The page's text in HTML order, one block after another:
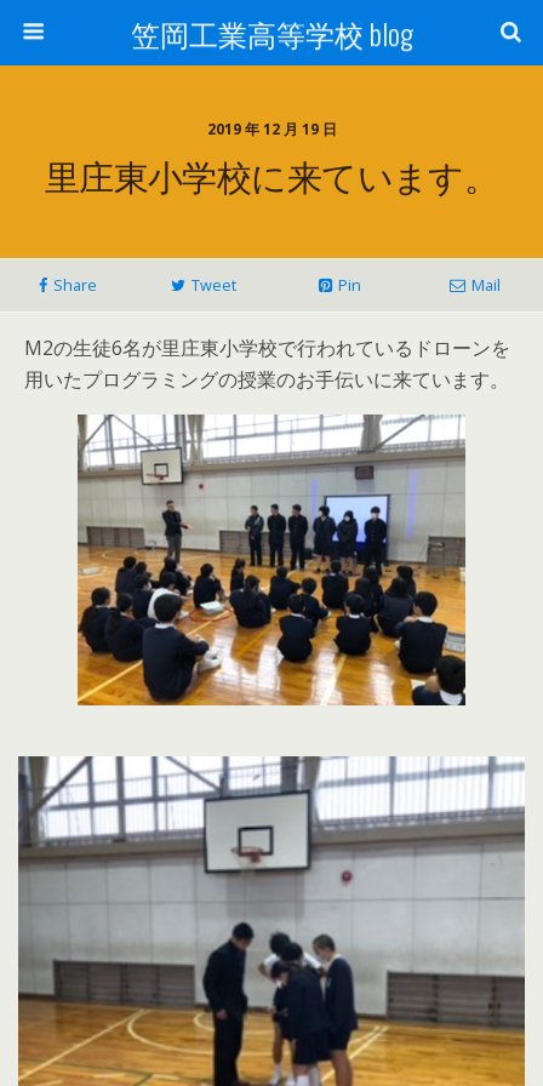
笠岡工業高等学校 blog
2019 年 12 月 19 日
里庄東小学校に来ています。
Share Tweet Pin Mail
M2の生徒6名が里庄東小学校で行われているドローンを
用いたプログラミングの授業のお手伝いに来ています。